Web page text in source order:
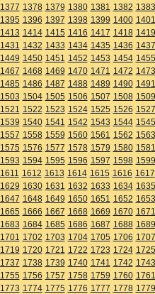
1377 1378 1379 1380 1381 1382 1383
1395 1396 1397 1398 1399 1400 1401
1413 1414 1415 1416 1417 1418 1419
1431 1432 1433 1434 1435 1436 1437
1449 1450 1451 1452 1453 1454 1455
1467 1468 1469 1470 1471 1472 1473
1485 1486 1487 1488 1489 1490 1491
1503 1504 1505 1506 1507 1508 1509
1521 1522 1523 1524 1525 1526 1527
1539 1540 1541 1542 1543 1544 1545
1557 1558 1559 1560 1561 1562 1563
1575 1576 1577 1578 1579 1580 1581
1593 1594 1595 1596 1597 1598 1599
1611 1612 1613 1614 1615 1616 1617
1629 1630 1631 1632 1633 1634 1635
1647 1648 1649 1650 1651 1652 1653
1665 1666 1667 1668 1669 1670 1671
1683 1684 1685 1686 1687 1688 1689
1701 1702 1703 1704 1705 1706 1707
1719 1720 1721 1722 1723 1724 1725
1737 1738 1739 1740 1741 1742 1743
1755 1756 1757 1758 1759 1760 1761
1773 1774 1775 1776 1777 1778 1779